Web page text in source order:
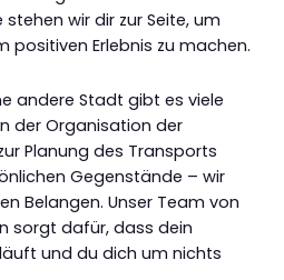
wir dir zur Seite, um
positiven Erlebnis zu machen.
andere Stadt gibt es viele
der Organisation der
Planung des Transports
Gegenstände – wir
Belangen. Unser Team von
sorgt dafür, dass dein
und du dich um nichts